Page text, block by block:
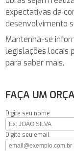
expectativas da
desenvolvimento
Mantenha-se
legislações locais
para saber mais.
FAÇA UM
Digite seu nome
Digite seu email